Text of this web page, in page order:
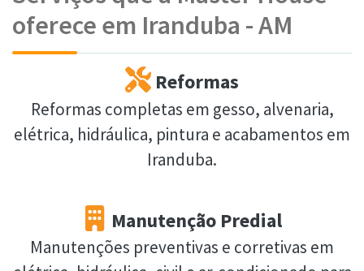
oferece em Iranduba - AM
Reformas
Reformas completas em gesso, alvenaria,
elétrica, hidráulica, pintura e acabamentos em
Iranduba.
Manutenção Predial
Manutenções preventivas e corretivas em